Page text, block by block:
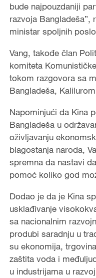
bude najpouzdaniji
razvoja Bangladeša”,
ministar spoljnih
Vang, takođe član
komiteta
tokom razgovora sa
Bangladeša,
Napominjući da Kina
Bangladeša u
oživljavanju
blagostanja naroda,
spremna da nastavi
pomoć koliko god
Dodao je da je Kina
usklađivanje
sa nacionalnim
produbi saradnju u
su ekonomija,
zaštita voda i
u industrijama u